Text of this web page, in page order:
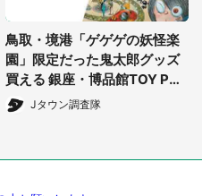
鳥取・境港「ゲゲゲの妖怪楽
園」限定だった鬼太郎グッズ
買える 銀座・博品館TOY PAR
Kへ急げ【8/8~31】
Jタウン調査隊